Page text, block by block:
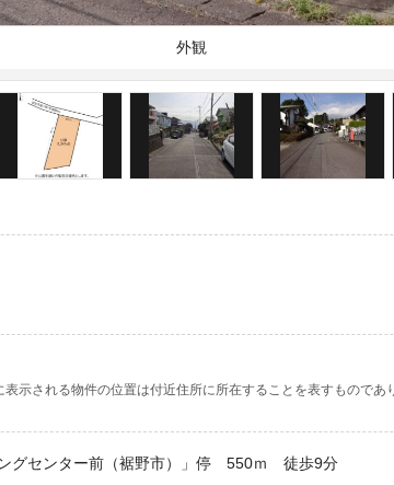
外観
示される物件の位置は付近住所に所在することを表すものであ
グセンター前（裾野市）」停 550ｍ 徒歩9分